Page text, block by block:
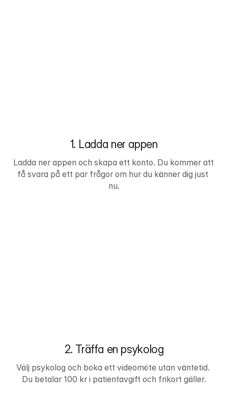
1. Ladda ner appen
Ladda ner appen och skapa ett konto. Du kommer att
få svara på ett par frågor om hur du känner dig just
nu.
2. Träffa en psykolog
Välj psykolog och boka ett videomöte utan väntetid.
Du betalar 100 kr i patientavgift och frikort gäller.